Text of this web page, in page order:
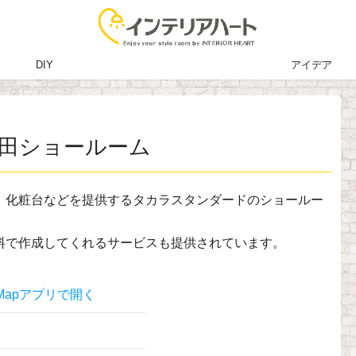
DIY アイデア
ショールーム
粧台などを提供するタカラスタンダードのショールー
作成してくれるサービスも提供されています。
アプリで開く